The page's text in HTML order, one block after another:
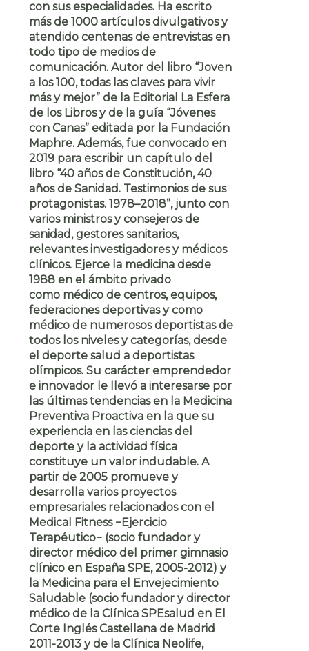
con sus especialidades. Ha escrito
más de 1000 artículos divulgativos y
atendido centenas de entrevistas en
todo tipo de medios de
comunicación. Autor del libro “Joven
a los 100, todas las claves para vivir
más y mejor” de la Editorial La Esfera
de los Libros y de la guía “Jóvenes
con Canas” editada por la Fundación
Maphre. Además, fue convocado en
2019 para escribir un capítulo del
libro “40 años de Constitución, 40
años de Sanidad. Testimonios de sus
protagonistas. 1978–2018”, junto con
varios ministros y consejeros de
sanidad, gestores sanitarios,
relevantes investigadores y médicos
clínicos. Ejerce la medicina desde
1988 en el ámbito privado
como médico de centros, equipos,
federaciones deportivas y como
médico de numerosos deportistas de
todos los niveles y categorías, desde
el deporte salud a deportistas
olímpicos. Su carácter emprendedor
e innovador le llevó a interesarse por
las últimas tendencias en la Medicina
Preventiva Proactiva en la que su
experiencia en las ciencias del
deporte y la actividad física
constituye un valor indudable. A
partir de 2005 promueve y
desarrolla varios proyectos
empresariales relacionados con el
Medical Fitness −Ejercicio
Terapéutico− (socio fundador y
director médico del primer gimnasio
clínico en España SPE, 2005-2012) y
la Medicina para el Envejecimiento
Saludable (socio fundador y director
médico de la Clínica SPEsalud en El
Corte Inglés Castellana de Madrid
2011-2013 y de la Clínica Neolife,